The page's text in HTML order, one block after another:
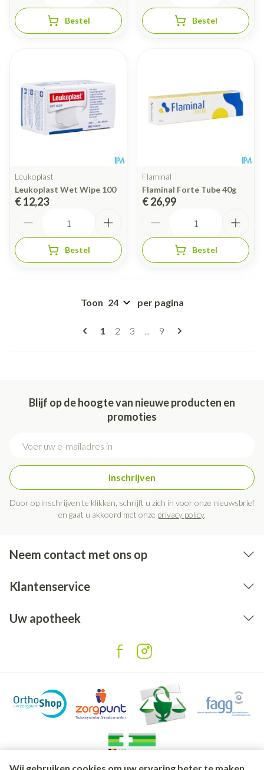
Bestel Bestel
Leukoplast
Leukoplast Wet Wipe 100
€ 12,23
Bestel
Flaminal
Flaminal Forte Tube 40g
€ 26,99
Bestel
Pagina's
U lees momenteel pagina
1 Pagina
2 Pagina
3 ... Pagina
9
Toon per pagina
Blijf op de hoogte van nieuwe producten en
promoties
Inschrijven
Door op inschrijven te klikken, schrijft u zich in voor onze nieuwsbrief
en gaat u akkoord met onze privacy policy.
Neem contact met ons op
Klantenservice
Uw apotheek